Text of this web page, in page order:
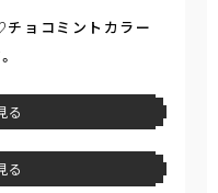
チョコミントカラー
る
る